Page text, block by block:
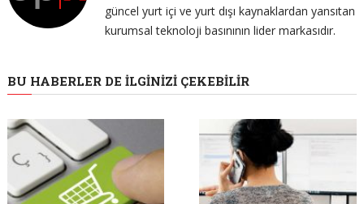
güncel yurt içi ve yurt dışı kaynaklardan yansıtan
kurumsal teknoloji basınının lider markasıdır.
BU HABERLER DE İLGINIZI ÇEKEBILIR